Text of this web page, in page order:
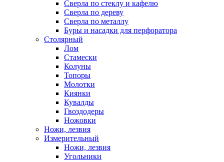
Сверла по стеклу и кафелю
Сверла по дереву
Сверла по металлу
Буры и насадки для перфоратора
Столярный
Лом
Стамески
Колуны
Топоры
Молотки
Киянки
Кувалды
Гвоздодеры
Ножовки
Ножи, лезвия
Измерительный
Ножи, лезвия
Угольники